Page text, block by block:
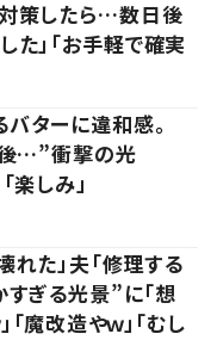
策したら…数日後
た」「お手軽で確実
ターに違和感。
後…”衝撃の光
楽しみ」
た」夫「修理する
ぎる光景”に「想
魔改造やｗ」「むし